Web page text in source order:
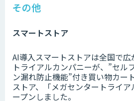
その他
スマートストア
AI導入スマートストアは全国で
トライアルカンパニーが、”セル
ン漏れ防止機能”付き買い物カー
ストア、「メガセンタートライ
ープンしました。